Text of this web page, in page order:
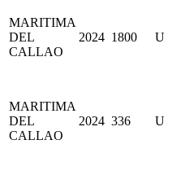
MARITIMA
DEL
CALLAO
2024 1800 U
MARITIMA
DEL
CALLAO
2024 336 U